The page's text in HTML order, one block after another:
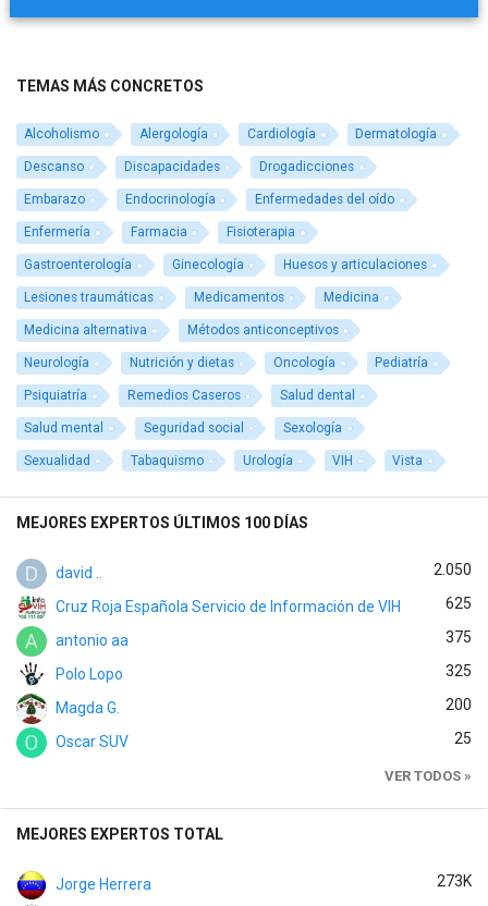
TEMAS MÁS CONCRETOS
Alcoholismo Alergología Cardiología Dermatología
Descanso Discapacidades Drogadicciones
Embarazo Endocrinología Enfermedades del oído
Enfermería Farmacia Fisioterapia
Gastroenterología Ginecología Huesos y articulaciones
Lesiones traumáticas Medicamentos Medicina
Medicina alternativa Métodos anticonceptivos
Neurología Nutrición y dietas Oncología Pediatría
Psiquiatría Remedios Caseros Salud dental
Salud mental Seguridad social Sexología
Sexualidad Tabaquismo Urología VIH Vista
MEJORES EXPERTOS ÚLTIMOS 100 DÍAS
david .. 2.050
Cruz Roja Española Servicio de Información de VIH 625
antonio aa 375
Polo Lopo 325
Magda G. 200
Oscar SUV 25
VER TODOS »
MEJORES EXPERTOS TOTAL
Jorge Herrera 273K